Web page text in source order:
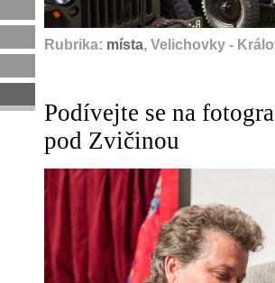
Rubrika: místa, Velichovky -
Podívejte se na
pod Zvičinou